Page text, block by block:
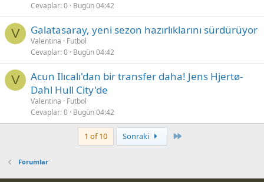
Cevaplar 0 Bugün 04:42
V Galatasaray, yeni sezon hazırlıklarını sürdürüyor
Valentina
Futbol
Cevaplar 0 Bugün 04:42
V
Acun Ilıcalı'dan bir transfer daha! Jens Hjertø-
Dahl Hull City'de
Valentina
Futbol
Cevaplar 0 Bugün 04:42
1 of 10 Sonraki
Forumlar